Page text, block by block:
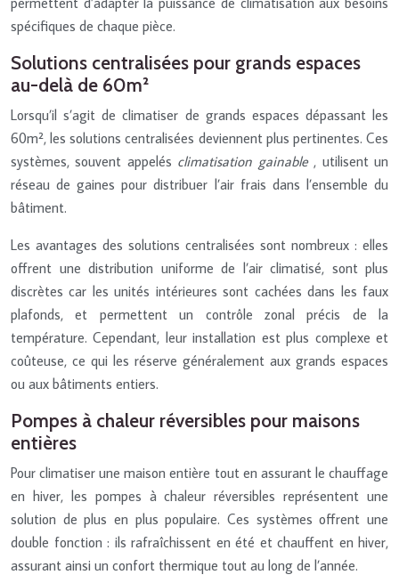
spécifiques de chaque pièce.
Solutions centralisées pour grands espaces
au-delà de 60m²
Lorsqu’il s’agit de climatiser de grands espaces dépassant les
60m², les solutions centralisées deviennent plus pertinentes. Ces
systèmes, souvent appelés climatisation gainable , utilisent un
réseau de gaines pour distribuer l’air frais dans l’ensemble du
bâtiment.
Les avantages des solutions centralisées sont nombreux : elles
offrent une distribution uniforme de l’air climatisé, sont plus
discrètes car les unités intérieures sont cachées dans les faux
plafonds, et permettent un contrôle zonal précis de la
température. Cependant, leur installation est plus complexe et
coûteuse, ce qui les réserve généralement aux grands espaces
ou aux bâtiments entiers.
Pompes à chaleur réversibles pour maisons
entières
Pour climatiser une maison entière tout en assurant le chauffage
en hiver, les pompes à chaleur réversibles représentent une
solution de plus en plus populaire. Ces systèmes offrent une
double fonction : ils rafraîchissent en été et chauffent en hiver,
assurant ainsi un confort thermique tout au long de l’année.